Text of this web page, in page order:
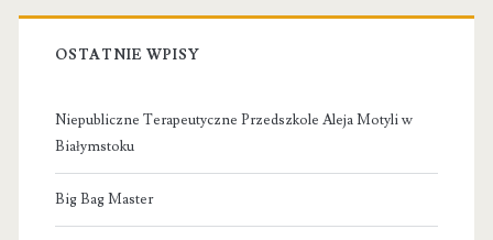
OSTATNIE WPISY
Niepubliczne Terapeutyczne Przedszkole Aleja Motyli w
Białymstoku
Big Bag Master